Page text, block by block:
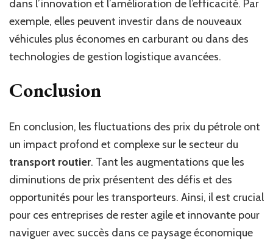
dans l’innovation et l’amélioration de l’efficacité. Par
exemple, elles peuvent investir dans de nouveaux
véhicules plus économes en carburant ou dans des
technologies de gestion logistique avancées.
Conclusion
En conclusion, les fluctuations des prix du pétrole ont
un impact profond et complexe sur le secteur du
transport routier. Tant les augmentations que les
diminutions de prix présentent des défis et des
opportunités pour les transporteurs. Ainsi, il est crucial
pour ces entreprises de rester agile et innovante pour
naviguer avec succès dans ce paysage économique